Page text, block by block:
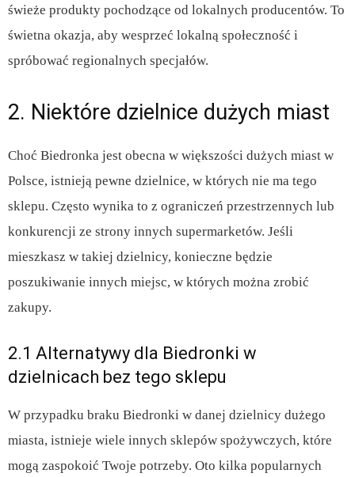
świeże produkty pochodzące od lokalnych producentów. To
świetna okazja, aby wesprzeć lokalną społeczność i
spróbować regionalnych specjałów.
2. Niektóre dzielnice dużych miast
Choć Biedronka jest obecna w większości dużych miast w
Polsce, istnieją pewne dzielnice, w których nie ma tego
sklepu. Często wynika to z ograniczeń przestrzennych lub
konkurencji ze strony innych supermarketów. Jeśli
mieszkasz w takiej dzielnicy, konieczne będzie
poszukiwanie innych miejsc, w których można zrobić
zakupy.
2.1 Alternatywy dla Biedronki w
dzielnicach bez tego sklepu
W przypadku braku Biedronki w danej dzielnicy dużego
miasta, istnieje wiele innych sklepów spożywczych, które
mogą zaspokoić Twoje potrzeby. Oto kilka popularnych